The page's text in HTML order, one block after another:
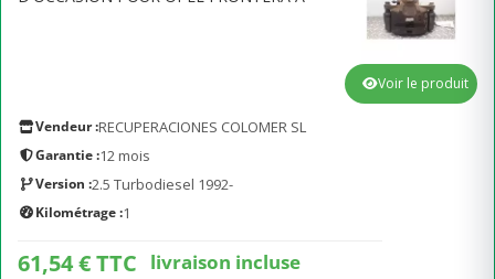
Vendeur :RECUPERACIONES COLOMER SL
Garantie :12 mois
Version :2.5 Turbodiesel 1992-
Kilométrage :1
61,54 € TTC livraison incluse
Voir le produit